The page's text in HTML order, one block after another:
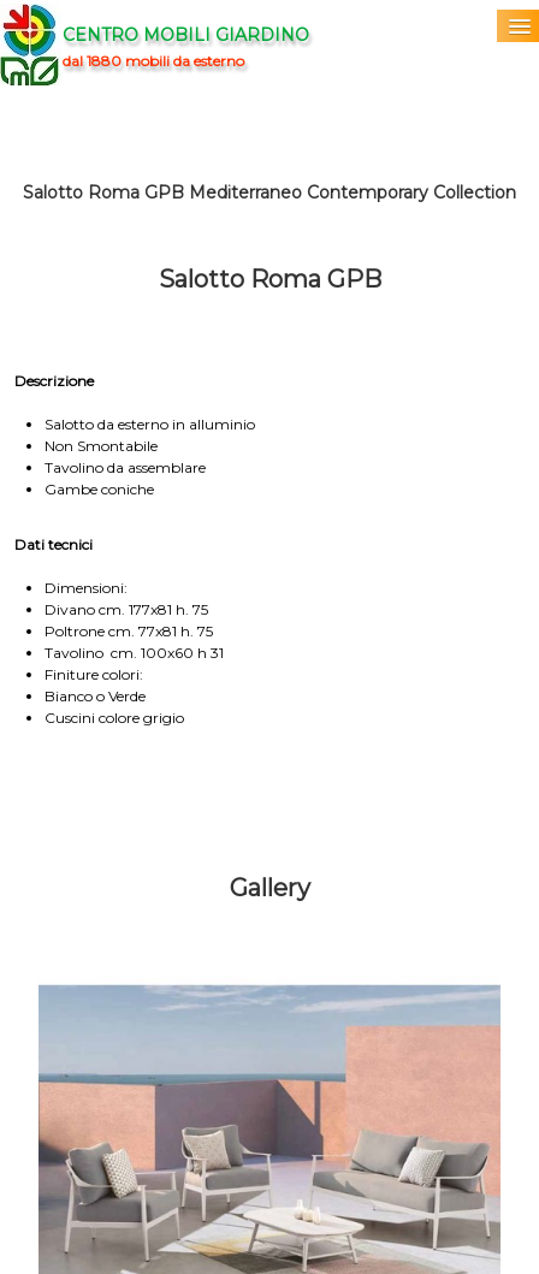
CENTRO MOBILI GIARDINO
dal 1880 mobili da esterno
Salotto Roma GPB Mediterraneo Contemporary Collection
Salotto Roma GPB
Descrizione
Salotto da esterno in alluminio
Non Smontabile
Tavolino da assemblare
Gambe coniche
Dati tecnici
Dimensioni:
Divano cm. 177x81 h. 75
Poltrone cm. 77x81 h. 75
Tavolino cm. 100x60 h 31
Finiture colori:
Bianco o Verde
Cuscini colore grigio
Gallery